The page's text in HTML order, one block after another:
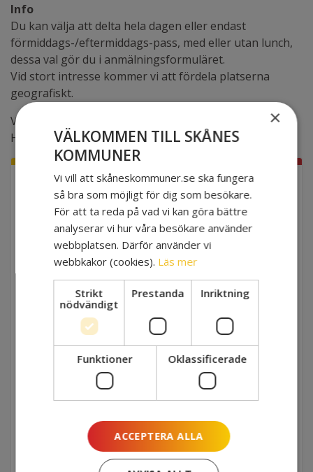
Info
Du kan välja att delta hela dagen eller endast
förmiddags-/eftermiddags-pass, med eller utan lunch,
dessa val gör du i anmälningsformuläret.
Vid stort intresse kommer vi att fördela platserna
geografiskt.
Varmt välkomna önskar det strategiska nätverket för
Hälsa, social välfärd och omsorg!
NOVEMBER
27 EVENEMANGSINFO
2024-11-27 09:00 - 16:00
Eslövs Medborgarhus, Kyrkogatan 1, Eslöv
MÅLGRUPP
Socialchefer/motsvarande, samt samtliga
deltagare från områdesnätverk
SISTA ANMÄLNINGSDATUM
×
VÄLKOMMEN TILL SKÅNES
KOMMUNER
Vi vill att skåneskommuner.se ska fungera
så bra som möjligt för dig som besökare.
För att ta reda på vad vi kan göra bättre
analyserar vi hur våra besökare använder
webbplatsen. Därför använder vi
webbkakor (cookies). Läs mer
Strikt
nödvändigt
Prestanda Inriktning
Funktioner Oklassificerade
ACCEPTERA ALLA